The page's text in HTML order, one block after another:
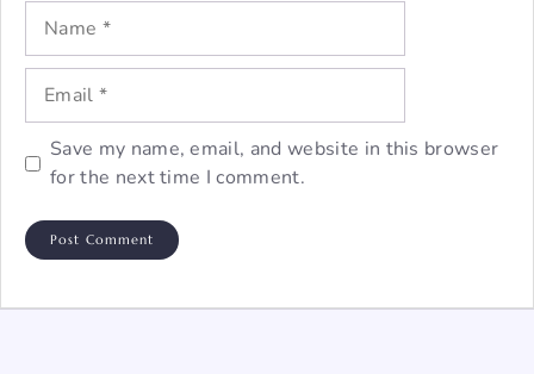
Name
Email
Save my name, email, and website in this browser
for the next time I comment.